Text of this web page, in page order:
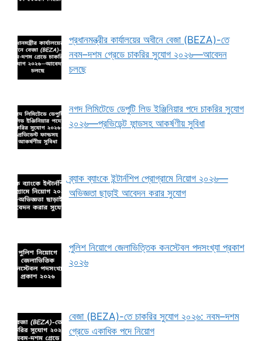
প্রধানমন্ত্রীর কার্যালয়ের অধীনে বেজা (BEZA)-তে
নবম–দশম গ্রেডে চাকরির সুযোগ ২০২৬—আবেদন
চলছে
নগদ লিমিটেডে ডেপুটি লিড ইঞ্জিনিয়ার পদে চাকরির সুযোগ
২০২৬—প্রভিডেন্ট ফান্ডসহ আকর্ষণীয় সুবিধা
ব্র্যাক ব্যাংকে ইন্টার্নশিপ প্রোগ্রামে নিয়োগ ২০২৬—
অভিজ্ঞতা ছাড়াই আবেদন করার সুযোগ
পুলিশ নিয়োগে জেলাভিত্তিক কনস্টেবল পদসংখ্যা প্রকাশ
২০২৬
বেজা (BEZA)-তে চাকরির সুযোগ ২০২৬: নবম–দশম
গ্রেডে একাধিক পদে নিয়োগ